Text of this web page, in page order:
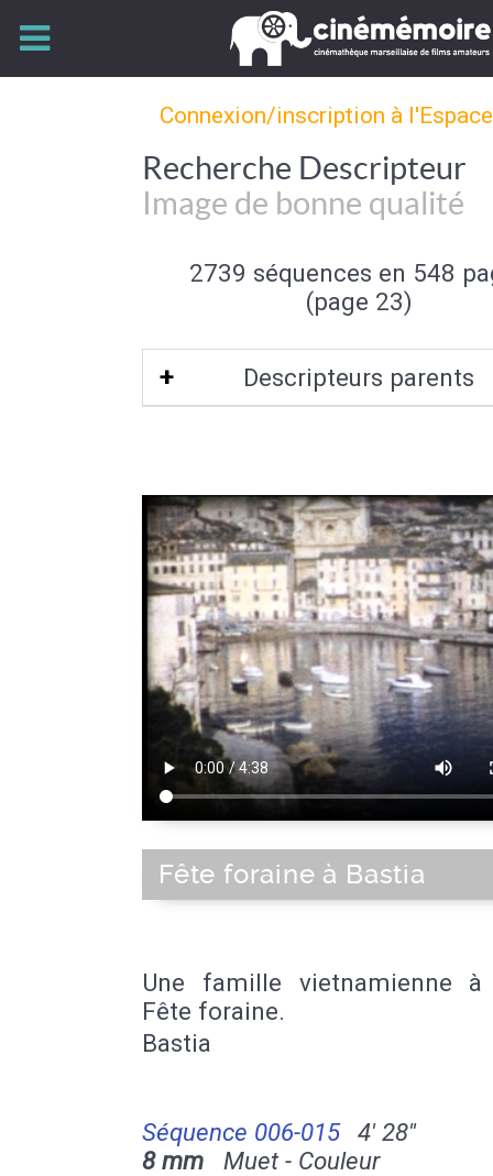
Connexion/inscription à
Recherche Descripteur
Image de bonne qualité
2739 séquences en 548
(page 23)
Descripteurs parents
Fête foraine à Bastia
Une famille vietnamienne à
Fête foraine.
Bastia
Séquence 006-015
4' 28''
8 mm Muet - Couleur